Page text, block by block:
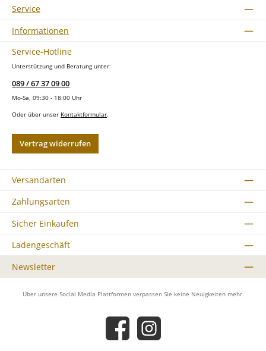
Service
Informationen
Service-Hotline
Unterstützung und Beratung unter:
089 / 67 37 09 00
Mo-Sa, 09:30 - 18:00 Uhr
Oder über unser Kontaktformular.
Vertrag widerrufen
Versandarten
Zahlungsarten
Sicher Einkaufen
Ladengeschäft
Newsletter
Über unsere Social Media Plattformen verpassen Sie keine Neuigkeiten mehr.
Facebook Instagram